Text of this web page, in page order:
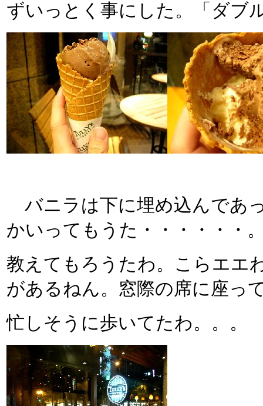
ずいっとく事にした。「ダブ
バニラは下に埋め込んであ
かいってもうた・・・・・・
教えてもろうたわ。こらエエ
があるねん。窓際の席に座っ
忙しそうに歩いてたわ。。。